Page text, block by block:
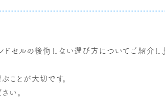
ドセルの後悔しない選び方についてご紹介し
ことが大切です。
い。